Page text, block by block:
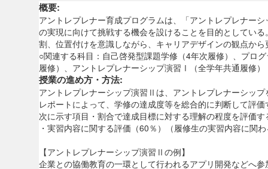
概要:
アントレプレナー育成プログラムは、「アントレプレナー
の実現に向けて挑戦する機会を設けることを目的としてい
割、位置付けを意識しながら、キャリアデザインの観点か
○関連する科目：自己啓発型課題学修（4年次履修）、プロ
履修）、アントレプレナーシップ演習Ⅰ（全学年共通履修）
授業の進め方・方法:
アントレプレナーシップ演習Ⅱは、アントレプレナーシッ
レポートによって、学修の達成度等を総合的に判断して評価
次に示す項目・割合で達成目標に対する理解の程度を評価
・実習内容に関する評価（60％）（履修生の実習内容に
【アントレプレナーシップ演習Ⅱの例】
企業との協働教育の一環として行われるアプリ開発などへ